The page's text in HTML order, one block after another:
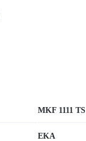
MKF 1111 TS
EKA